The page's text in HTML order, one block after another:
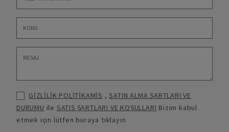
GİZLİLİK POLİTİKAMİS ,SATIN ALMA ŞARTLARI VE
DURUMU ile SATIŞ ŞARTLARI VE KOŞULLARI Bizim kabul
etmek için lütfen buraya tıklayın